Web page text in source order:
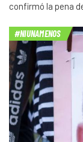
confirmó la pena
#NIUNAMENOS